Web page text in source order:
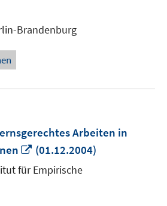
Brandenburg
Arbeiten in
In
neuem
Fenster
(01.12.2004)
für Empirische